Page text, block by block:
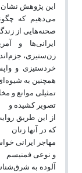
این پژوهش نشان
می‌دهیم که
صحنه‌هایی از
ایرانی‌ها و
زن‌ستیزی،
خردستیزی و
همچنین به
تمثیلی موانع و
تصویر کشیده و
از این طریق
که در آنها زنان
مهاجر ایرانی
و نوعی فمنیسم
آلوده به